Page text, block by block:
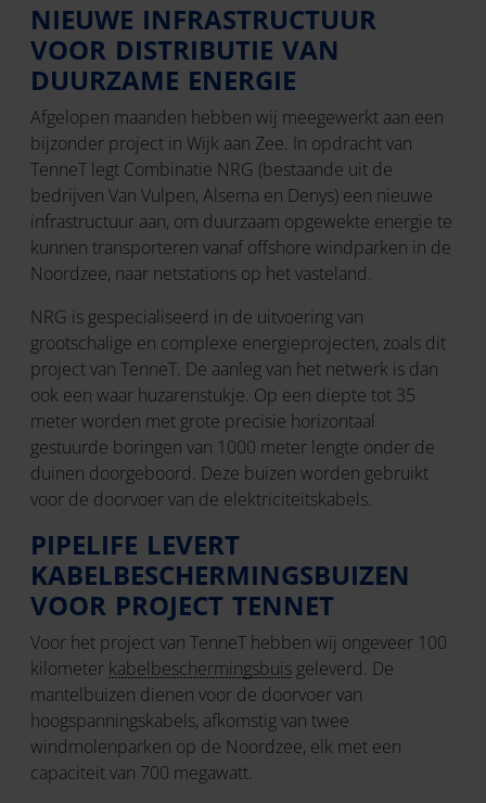
NIEUWE INFRASTRUCTUUR
VOOR DISTRIBUTIE VAN
DUURZAME ENERGIE
Afgelopen maanden hebben wij meegewerkt aan een
bijzonder project in Wijk aan Zee. In opdracht van
TenneT legt Combinatie NRG (bestaande uit de
bedrijven Van Vulpen, Alsema en Denys) een nieuwe
infrastructuur aan, om duurzaam opgewekte energie te
kunnen transporteren vanaf offshore windparken in de
Noordzee, naar netstations op het vasteland.
NRG is gespecialiseerd in de uitvoering van
grootschalige en complexe energieprojecten, zoals dit
project van TenneT. De aanleg van het netwerk is dan
ook een waar huzarenstukje. Op een diepte tot 35
meter worden met grote precisie horizontaal
gestuurde boringen van 1000 meter lengte onder de
duinen doorgeboord. Deze buizen worden gebruikt
voor de doorvoer van de elektriciteitskabels.
PIPELIFE LEVERT
KABELBESCHERMINGSBUIZEN
VOOR PROJECT TENNET
Voor het project van TenneT hebben wij ongeveer 100
kilometer kabelbeschermingsbuis geleverd. De
mantelbuizen dienen voor de doorvoer van
hoogspanningskabels, afkomstig van twee
windmolenparken op de Noordzee, elk met een
capaciteit van 700 megawatt.